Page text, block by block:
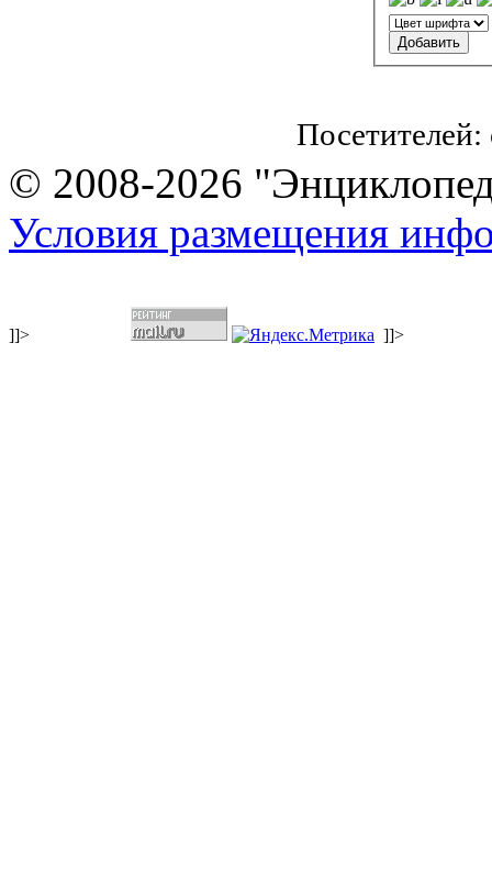
Посетителей:
© 2008-2026
Условия размещения
]]> ]]>